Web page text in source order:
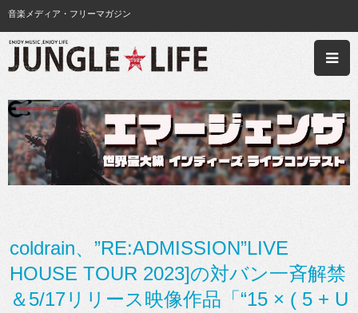
音楽メディア・フリーマガジン
coldrain、”RE:ADMISSION”LIVE
HOUSE TOUR 2023]の対バン一斉解禁
＆5/17リリース映像作品「“15 × ( 5 + U